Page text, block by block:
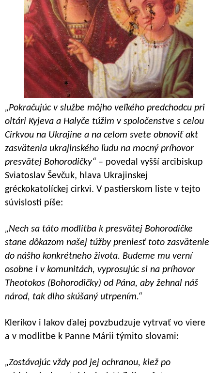
„Pokračujúc v službe môjho veľkého predchodcu pri
oltári Kyjeva a Halyče túžim v spoločenstve s celou
Cirkvou na Ukrajine a na celom svete obnoviť akt
zasvätenia ukrajinského ľudu na mocný príhovor
presvätej Bohorodičky“ – povedal vyšší arcibiskup
Sviatoslav Ševčuk, hlava Ukrajinskej
gréckokatolíckej cirkvi. V pastierskom liste v tejto
súvislosti píše:
„Nech sa táto modlitba k presvätej Bohorodičke
stane dôkazom našej túžby preniesť toto zasvätenie
do nášho konkrétneho života. Budeme mu verní
osobne i v komunitách, vyprosujúc si na príhovor
Theotokos (Bohorodičky) od Pána, aby žehnal náš
národ, tak dlho skúšaný utrpením.“
Klerikov i lakov ďalej povzbudzuje vytrvať vo viere
a v modlitbe k Panne Márii týmito slovami:
„Zostávajúc vždy pod jej ochranou, kiež po